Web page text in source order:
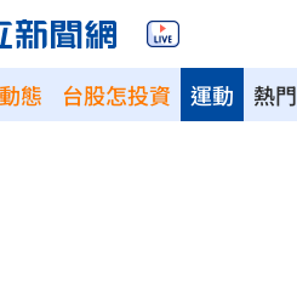
態 台股怎投資 熱門
運動